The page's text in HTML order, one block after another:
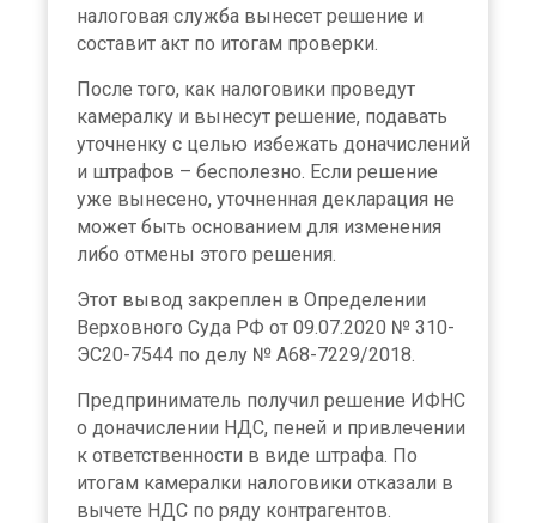
налоговая служба вынесет решение и
составит акт по итогам проверки.
После того, как налоговики проведут
камералку и вынесут решение, подавать
уточненку с целью избежать доначислений
и штрафов – бесполезно. Если решение
уже вынесено, уточненная декларация не
может быть основанием для изменения
либо отмены этого решения.
Этот вывод закреплен в Определении
Верховного Суда РФ от 09.07.2020 № 310-
ЭС20-7544 по делу № А68-7229/2018.
Предприниматель получил решение ИФНС
о доначислении НДС, пеней и привлечении
к ответственности в виде штрафа. По
итогам камералки налоговики отказали в
вычете НДС по ряду контрагентов.